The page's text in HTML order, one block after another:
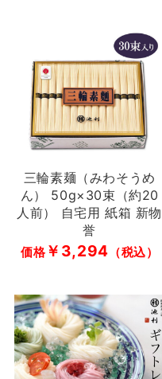
三輪素麺（みわそうめ
ん） 50g×30束（約20
人前） 自宅用 紙箱 新物
誉
価格 ￥3,294 （税込）